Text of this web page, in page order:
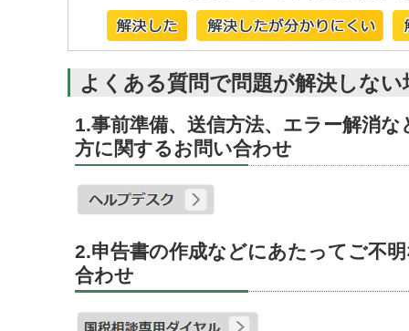
よくある質問で問題が解決しな
1.事前準備、送信方法、エラー解消
方に関するお問い合わせ
2.申告書の作成などにあたってご不
合わせ